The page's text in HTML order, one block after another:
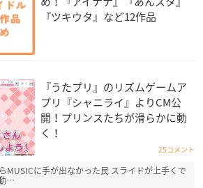
『ツキウタ』など12作品
『うたプリ』のリズムゲームア
プリ『シャニライ』よりCM公
開！プリンスたちが滑らかに動
く！
25コメント
MUSICに手が出なかった民 スライドが上手くで
…